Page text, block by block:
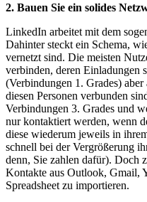
2. Bauen Sie ein solides
LinkedIn arbeitet mit dem
Dahinter steckt ein Schema,
vernetzt sind. Die meisten
verbinden, deren Einladungen
(Verbindungen 1. Grades)
diesen Personen verbunden
Verbindungen 3. Grades und
nur kontaktiert werden, wenn
diese wiederum jeweils in
schnell bei der Vergrößerung
denn, Sie zahlen dafür). Doch
Kontakte aus Outlook, Gmail,
Spreadsheet zu importieren.